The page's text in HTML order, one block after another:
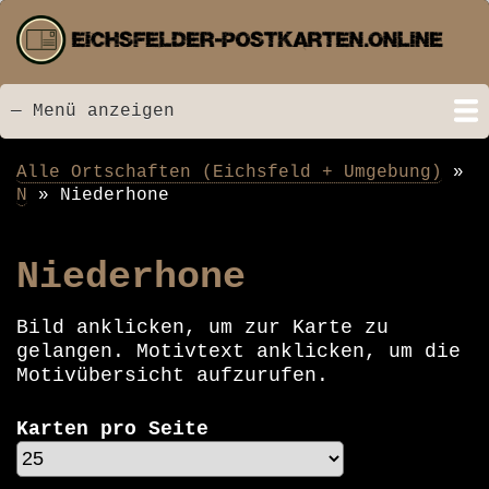
zum
Inhalt
Menü
— Menü anzeigen
Startseite
Neu hinzugefügt
Postkarten
Bildarchiv
Videos
Suche
Kontakt
Links
Spende
Pfadnavigation
Alle Ortschaften (Eichsfeld + Umgebung)
N
Niederhone
Niederhone
Bild anklicken, um zur Karte zu
gelangen. Motivtext anklicken, um die
Motivübersicht aufzurufen.
Karten pro Seite